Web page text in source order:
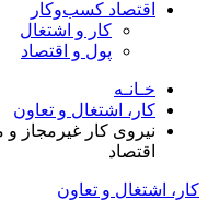
اقتصاد کسب‌و‌کار
کار و اشتغال
پول و اقتصاد
خـانـه
کار، اشتغال و تعاون
نیروی کار غیرمجاز و
اقتصاد
کار، اشتغال و تعاون